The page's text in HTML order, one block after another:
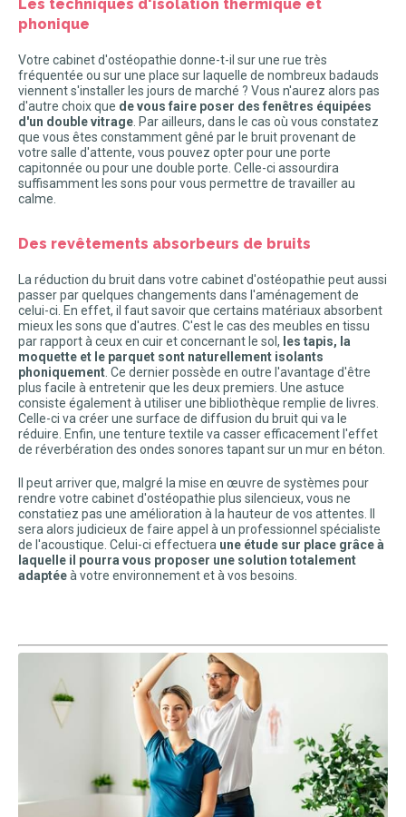
Les techniques d'isolation thermique et
phonique
Votre cabinet d'ostéopathie donne-t-il sur une rue très
fréquentée ou sur une place sur laquelle de nombreux badauds
viennent s'installer les jours de marché ? Vous n'aurez alors pas
d'autre choix que de vous faire poser des fenêtres équipées
d'un double vitrage . Par ailleurs, dans le cas où vous constatez
que vous êtes constamment gêné par le bruit provenant de
votre salle d'attente, vous pouvez opter pour une porte
capitonnée ou pour une double porte. Celle-ci assourdira
suffisamment les sons pour vous permettre de travailler au
calme.
Des revêtements absorbeurs de bruits
La réduction du bruit dans votre cabinet d'ostéopathie peut aussi
passer par quelques changements dans l'aménagement de
celui-ci. En effet, il faut savoir que certains matériaux absorbent
mieux les sons que d'autres. C'est le cas des meubles en tissu
par rapport à ceux en cuir et concernant le sol, les tapis, la
moquette et le parquet sont naturellement isolants
phoniquement . Ce dernier possède en outre l'avantage d'être
plus facile à entretenir que les deux premiers. Une astuce
consiste également à utiliser une bibliothèque remplie de livres.
Celle-ci va créer une surface de diffusion du bruit qui va le
réduire. Enfin, une tenture textile va casser efficacement l'effet
de réverbération des ondes sonores tapant sur un mur en béton.
Il peut arriver que, malgré la mise en œuvre de systèmes pour
rendre votre cabinet d'ostéopathie plus silencieux, vous ne
constatiez pas une amélioration à la hauteur de vos attentes. Il
sera alors judicieux de faire appel à un professionnel spécialiste
de l'acoustique. Celui-ci effectuera une étude sur place grâce à
laquelle il pourra vous proposer une solution totalement
adaptéeà votre environnement et à vos besoins.